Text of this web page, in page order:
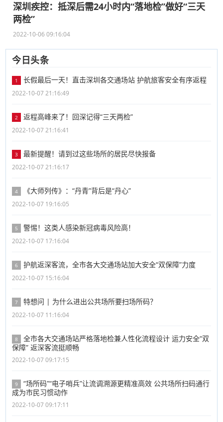
深圳疾控：抵深后需24小时内“落地检”做好“三天
两检”
2022-10-06 09:16:04
今日头条
1 长假最后一天！直击深圳各交通场站 护航旅客安全有序返程
2022-10-07 21:16:49
2 返程高峰来了！回深记得“三天两检”
2022-10-07 21:16:41
3 最新提醒！请到过这些场所的居民尽快报备
2022-10-07 21:16:17
4 《大师列传》：“丹青”背后是“丹心”
2022-10-07 19:16:05
5 警惕！这类人感染新冠病毒风险高！
2022-10-07 17:16:04
6 护航返深客流，全市各大交通场站加大安全“双保障”力度
2022-10-07 15:16:04
7 特想问 | 为什么进出公共场所要扫场所码？
2022-10-07 11:16:04
8
全市各大交通场站严格落地检兼人性化流程设计 运力安全“双
保障” 返深客流挺顺畅
2022-10-07 09:17:15
9
“场所码”“电子哨兵”让流调溯源更精准高效 公共场所扫码通行
成为市民习惯动作
2022-10-07 09:17:11